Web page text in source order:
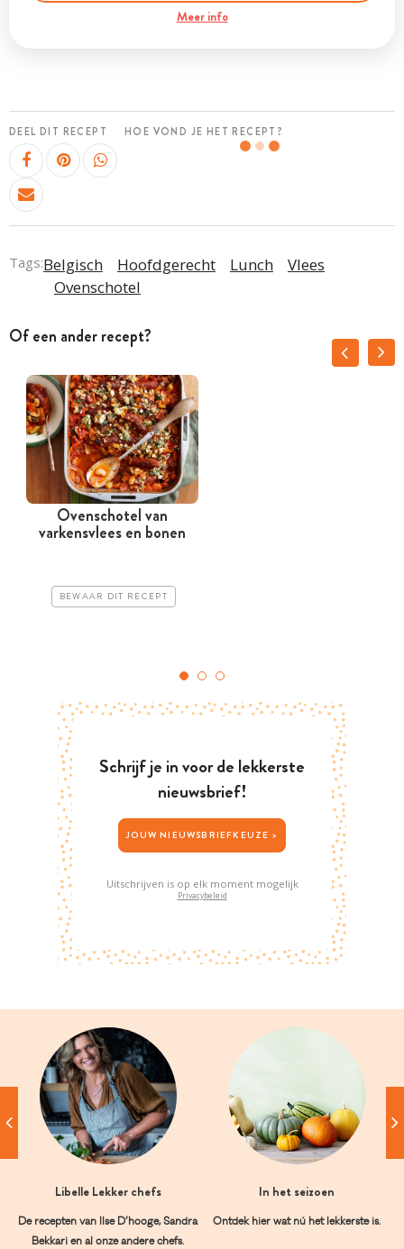
Meer info
DEEL DIT RECEPT HOE VOND JE HET RECEPT?
Tags:Belgisch Hoofdgerecht Lunch
Vlees
Ovenschotel
Of een ander recept?
Ovenschotel van
varkensvlees en bonen
BEWAAR DIT RECEPT
Schrijf je in voor de lekkerste
nieuwsbrief!
JOUW NIEUWSBRIEFKEUZE >
Uitschrijven is op elk moment mogelijk
Privacybeleid
Libelle Lekker chefs
De recepten van Ilse D’hooge, Sandra
Bekkari en al onze andere chefs.
In het seizoen
Ontdek hier wat nú het lekkerste is.